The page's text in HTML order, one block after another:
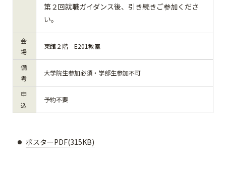
第２回就職ガイダンス後、引き続きご参加くださ
い。
会
場
東館２階 E201教室
備
考
大学院生参加必須・学部生参加不可
申
込
予約不要
ポスターPDF(315KB)